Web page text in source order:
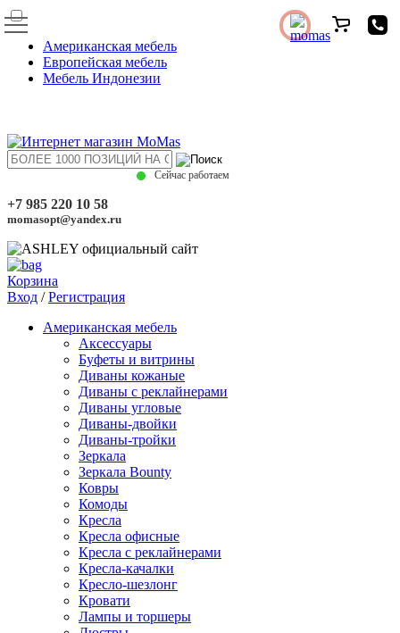
Американская мебель
Европейская мебель
Мебель Индонезии
Сейчас работаем
+7 985 220 10 58
momasopt@yandex.ru
Корзина
Вход /Регистрация
Американская мебель
Аксессуары
Буфеты и витрины
Диваны кожаные
Диваны с реклайнерами
Диваны угловые
Диваны-двойки
Диваны-тройки
Зеркала
Зеркала Bounty
Ковры
Комоды
Кресла
Кресла офисные
Кресла с реклайнерами
Кресла-качалки
Кресло-шезлонг
Кровати
Лампы и торшеры